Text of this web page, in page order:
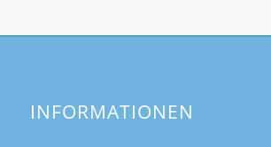
INFORMATIONEN